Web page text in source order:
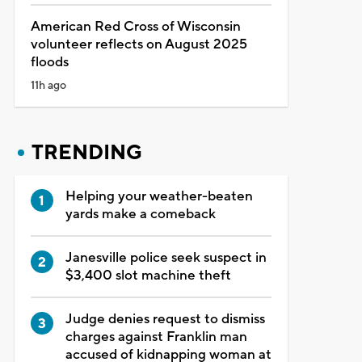
American Red Cross of Wisconsin
volunteer reflects on August 2025
floods
11h ago
TRENDING
Helping your weather-beaten
yards make a comeback
Janesville police seek suspect in
$3,400 slot machine theft
Judge denies request to dismiss
charges against Franklin man
accused of kidnapping woman at